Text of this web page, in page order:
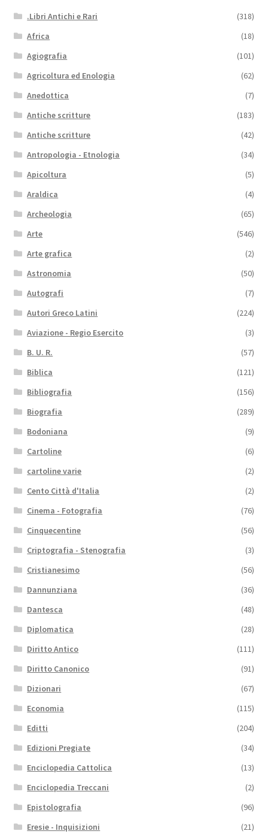
.Libri Antichi e Rari
(318)
Africa
(18)
Agiografia
(101)
Agricoltura ed Enologia
(62)
Anedottica
(7)
Antiche scritture
(183)
Antiche scritture
(42)
Antropologia - Etnologia
(34)
Apicoltura
(5)
Araldica
(4)
Archeologia
(65)
Arte
(546)
Arte grafica
(2)
Astronomia
(50)
Autografi
(7)
Autori Greco Latini
(224)
Aviazione - Regio Esercito
(3)
B. U. R.
(57)
Biblica
(121)
Bibliografia
(156)
Biografia
(289)
Bodoniana
(9)
Cartoline
(6)
cartoline varie
(2)
Cento Città d'Italia
(2)
Cinema - Fotografia
(76)
Cinquecentine
(56)
Criptografia - Stenografia
(3)
Cristianesimo
(56)
Dannunziana
(36)
Dantesca
(48)
Diplomatica
(28)
Diritto Antico
(111)
Diritto Canonico
(91)
Dizionari
(67)
Economia
(115)
Editti
(204)
Edizioni Pregiate
(34)
Enciclopedia Cattolica
(13)
Enciclopedia Treccani
(2)
Epistolografia
(96)
Eresie - Inquisizioni
(21)